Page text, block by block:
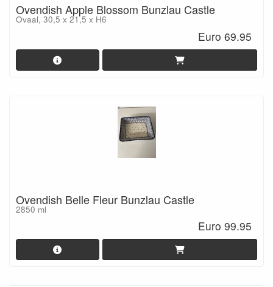
Ovendish Apple Blossom Bunzlau Castle
Ovaal, 30,5 x 21,5 x H6
Euro 69.95
Ovendish Belle Fleur Bunzlau Castle
2850 ml
Euro 99.95